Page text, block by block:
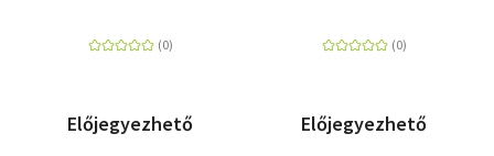
Előjegyezhető Előjegyezhető